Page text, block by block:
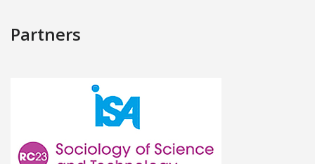
Partners